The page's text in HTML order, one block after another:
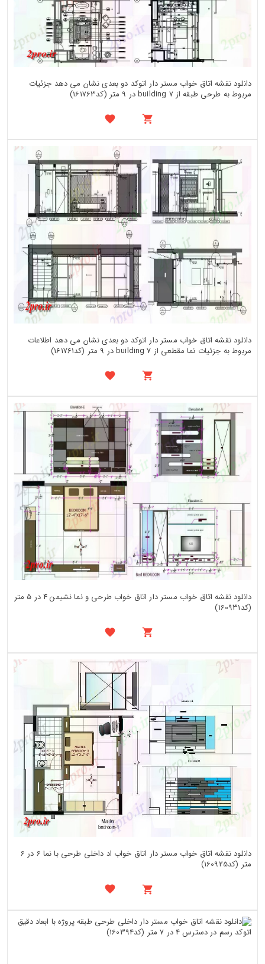
دانلود نقشه اتاق خواب مستر دار اتوکد دو بعدی نشان می دهد جزئیات
مربوط به طرحی طبقه از building 7 در 9 متر (کد161763)
دانلود نقشه اتاق خواب مستر دار اتوکد دو بعدی نشان می دهد اطلاعات
مربوط به جزئیات نما مقطعی از building 7 در 9 متر (کد161761)
دانلود نقشه اتاق خواب مستر دار اتاق خواب طرحی و نما نشیمن 4 در 5 متر
(کد160931)
دانلود نقشه اتاق خواب مستر دار اتاق خواب اد داخلی طرحی با نما 6 در 6
متر (کد160925)